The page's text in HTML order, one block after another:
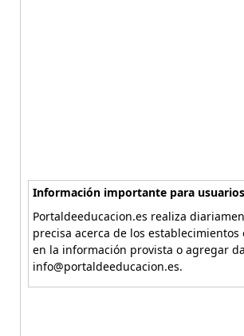
Información importante para
Portaldeeducacion.es realiza
precisa acerca de los
en la información provista o agregar
info@portaldeeducacion.es.